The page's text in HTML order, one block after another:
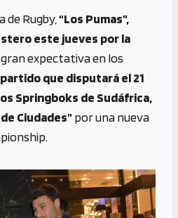
at
s
A
p
p
de Rugby, “Los Pumas”,
este jueves por la
expectativa en los
partido que disputará el 21
Springboks de Sudáfrica,
Ciudades”por una nueva